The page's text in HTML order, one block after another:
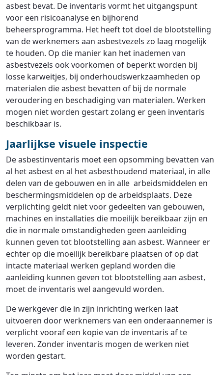
asbest bevat. De inventaris vormt het uitgangspunt
voor een risicoanalyse en bijhorend
beheersprogramma. Het heeft tot doel de blootstelling
van de werknemers aan asbestvezels zo laag mogelijk
te houden. Op die manier kan het inademen van
asbestvezels ook voorkomen of beperkt worden bij
losse karweitjes, bij onderhoudswerkzaamheden op
materialen die asbest bevatten of bij de normale
veroudering en beschadiging van materialen. Werken
mogen niet worden gestart zolang er geen inventaris
beschikbaar is.
Jaarlijkse visuele inspectie
De asbestinventaris moet een opsomming bevatten van
al het asbest en al het asbesthoudend materiaal, in alle
delen van de gebouwen en in alle arbeidsmiddelen en
beschermingsmiddelen op de arbeidsplaats. Deze
verplichting geldt niet voor gedeelten van gebouwen,
machines en installaties die moeilijk bereikbaar zijn en
die in normale omstandigheden geen aanleiding
kunnen geven tot blootstelling aan asbest. Wanneer er
echter op die moeilijk bereikbare plaatsen of op dat
intacte materiaal werken gepland worden die
aanleiding kunnen geven tot blootstelling aan asbest,
moet de inventaris wel aangevuld worden.
De werkgever die in zijn inrichting werken laat
uitvoeren door werknemers van een onderaannemer is
verplicht vooraf een kopie van de inventaris af te
leveren. Zonder inventaris mogen de werken niet
worden gestart.